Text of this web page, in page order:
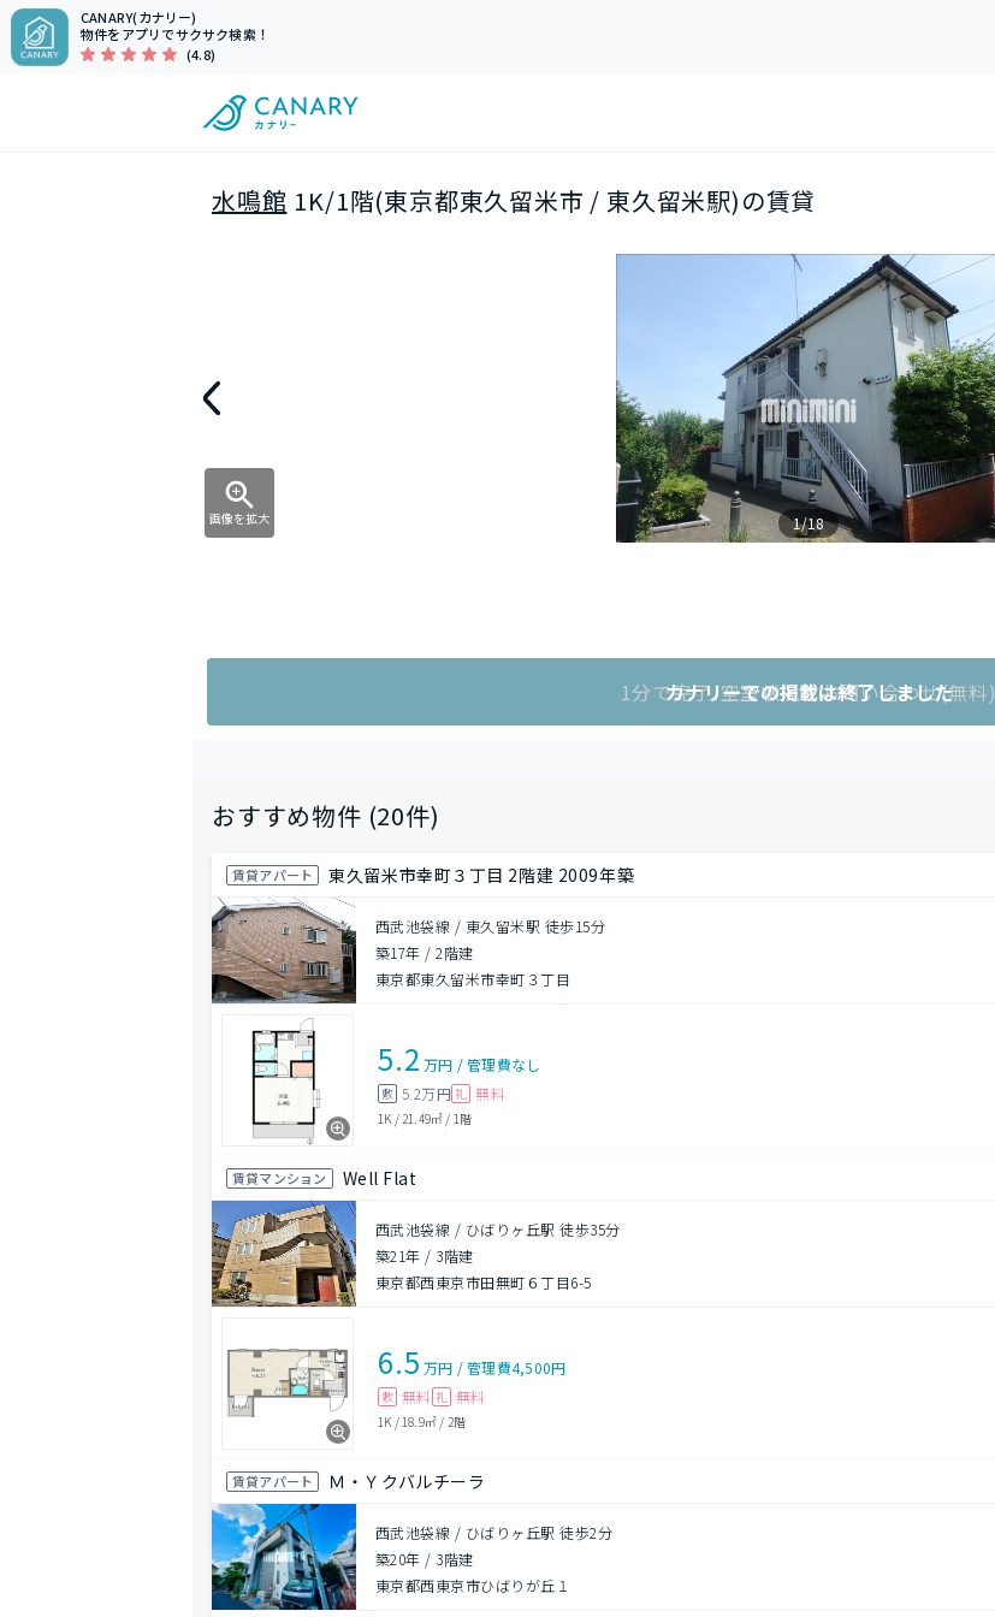
CANARY(カナリー)
物件をアプリでサクサク検索！
(4.8)
水鳴館 1K/1階(東京都東久留米市 / 東久留米駅)の賃貸
画像を拡大 1/18
1分で完了!空室状況をお問い合わせ(無料)
カナリーでの掲載は終了しました
おすすめ物件 (20件)
賃貸アパート 東久留米市幸町３丁目 2階建 2009年築
西武池袋線 / 東久留米駅 徒歩15分
築17年 /2階建
東京都東久留米市幸町３丁目
5.2 万円 /管理費なし
敷 5.2万円 礼 無料
1K / 21.49㎡ / 1階
賃貸マンション Well Flat
西武池袋線 / ひばりヶ丘駅 徒歩35分
築21年 / 3階建
東京都西東京市田無町６丁目6-5
6.5 万円 /管理費4,500円
敷 無料 礼 無料
1K / 18.9㎡ / 2階
賃貸アパート Ｍ・Ｙクバルチーラ
西武池袋線 / ひばりヶ丘駅 徒歩2分
築20年 / 3階建
東京都西東京市ひばりが丘１